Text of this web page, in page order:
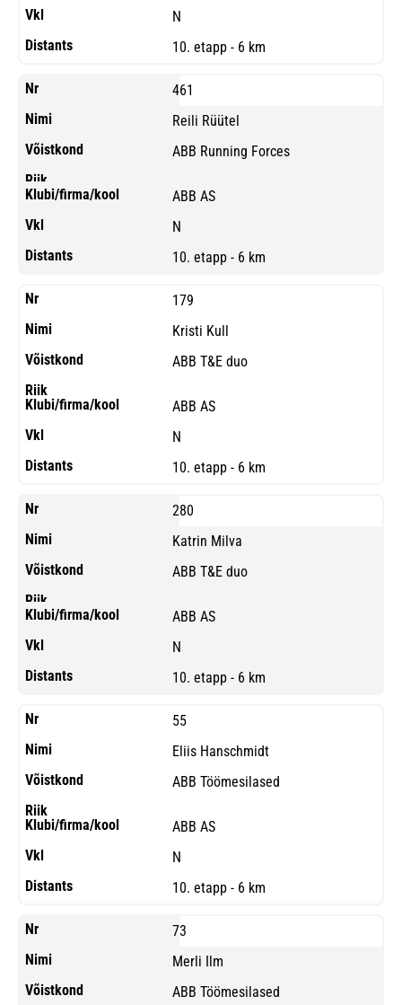
N
10. etapp - 6 km
461
Reili Rüütel
ABB Running Forces
ABB AS
N
10. etapp - 6 km
179
Kristi Kull
ABB T&E duo
ABB AS
N
10. etapp - 6 km
280
Katrin Milva
ABB T&E duo
ABB AS
N
10. etapp - 6 km
55
Eliis Hanschmidt
ABB Töömesilased
ABB AS
N
10. etapp - 6 km
73
Merli Ilm
ABB Töömesilased